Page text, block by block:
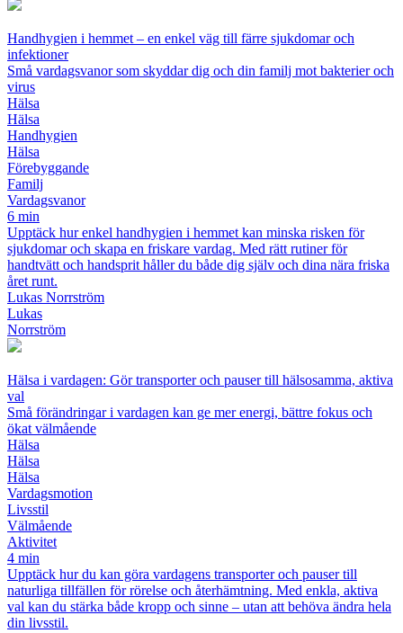
Handhygien i hemmet – en enkel väg till färre sjukdomar och
infektioner
Små vardagsvanor som skyddar dig och din familj mot bakterier och
virus
Hälsa
Hälsa
Handhygien
Hälsa
Förebyggande
Familj
Vardagsvanor
6 min
Upptäck hur enkel handhygien i hemmet kan minska risken för
sjukdomar och skapa en friskare vardag. Med rätt rutiner för
handtvätt och handsprit håller du både dig själv och dina nära friska
året runt.
Lukas Norrström
Lukas
Norrström
Hälsa i vardagen: Gör transporter och pauser till hälsosamma, aktiva
val
Små förändringar i vardagen kan ge mer energi, bättre fokus och
ökat välmående
Hälsa
Hälsa
Hälsa
Vardagsmotion
Livsstil
Välmående
Aktivitet
4 min
Upptäck hur du kan göra vardagens transporter och pauser till
naturliga tillfällen för rörelse och återhämtning. Med enkla, aktiva
val kan du stärka både kropp och sinne – utan att behöva ändra hela
din livsstil.